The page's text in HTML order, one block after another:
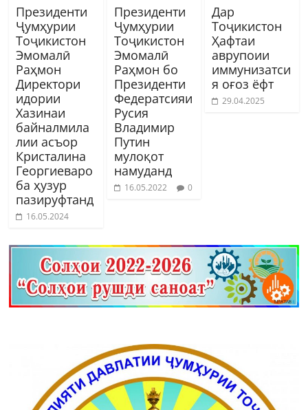
Президенти
Ҷумҳурии
Тоҷикистон
Эмомалӣ
Раҳмон
Директори
идории
Хазинаи
байналмила
лии асъор
Кристалина
Георгиеваро
ба ҳузур
пазируфтанд
16.05.2024
Президенти
Ҷумҳурии
Тоҷикистон
Эмомалӣ
Раҳмон бо
Президенти
Федератсияи
Русия
Владимир
Путин
мулоқот
намуданд
16.05.2022 0
Дар
Тоҷикистон
Ҳафтаи
аврупоии
иммунизатси
я оғоз ёфт
29.04.2025